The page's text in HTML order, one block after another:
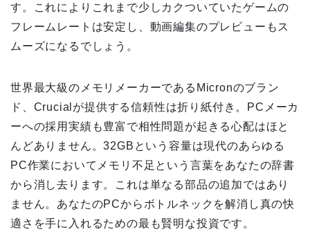
す。これによりこれまで少しカクついていたゲームの
フレームレートは安定し、動画編集のプレビューもス
ムーズになるでしょう。
世界最大級のメモリメーカーであるMicronのブラン
ド、Crucialが提供する信頼性は折り紙付き。PCメーカ
ーへの採用実績も豊富で相性問題が起きる心配はほと
んどありません。32GBという容量は現代のあらゆる
PC作業においてメモリ不足という言葉をあなたの辞書
から消し去ります。これは単なる部品の追加ではあり
ません。あなたのPCからボトルネックを解消し真の快
適さを手に入れるための最も賢明な投資です。